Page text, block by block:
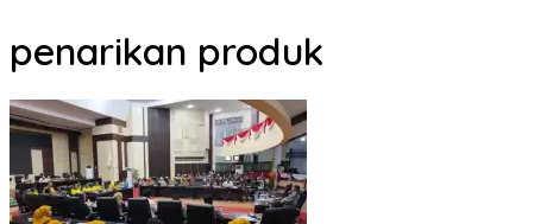
penarikan produk